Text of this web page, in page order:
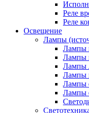
Реле
Реле
Освещение
Лампы
Лампы
Лампы
Лампы
Лампы
Лампы
Лампы